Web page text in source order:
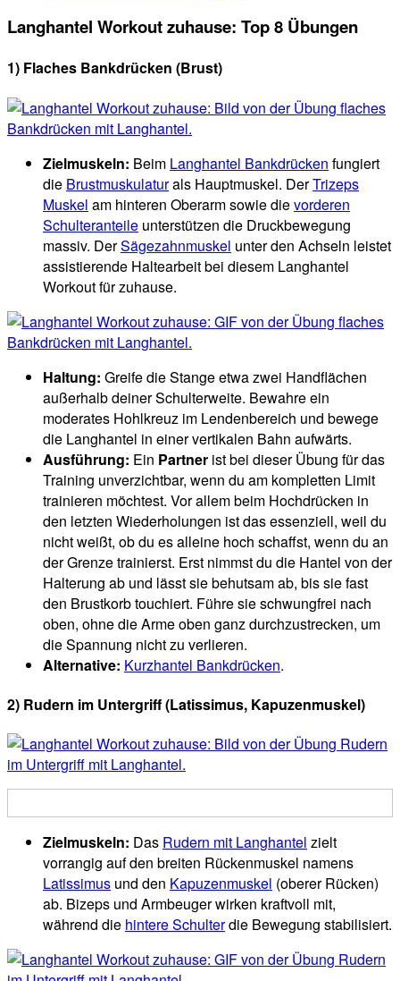
Langhantel Workout zuhause: Top 8 Übungen
1) Flaches Bankdrücken (Brust)
Zielmuskeln: Beim Langhantel Bankdrücken fungiert
die Brustmuskulaturals Hauptmuskel. DerTrizeps
Muskel am hinteren Oberarm sowie dievorderen
Schulteranteile unterstützen die Druckbewegung
massiv. DerSägezahnmuskel unter den Achseln leistet
assistierende Haltearbeit bei diesem Langhantel
Workout für zuhause.
Haltung: Greife die Stange etwa zwei Handflächen
außerhalb deiner Schulterweite. Bewahre ein
moderates Hohlkreuz im Lendenbereich und bewege
die Langhantel in einer vertikalen Bahn aufwärts.
Ausführung: Ein Partner ist bei dieser Übung für das
Training unverzichtbar, wenn du am kompletten Limit
trainieren möchtest. Vor allem beim Hochdrücken in
den letzten Wiederholungen ist das essenziell, weil du
nicht weißt, ob du es alleine hoch schaffst, wenn du an
der Grenze trainierst. Erst nimmst du die Hantel von der
Halterung ab und lässt sie behutsam ab, bis sie fast
den Brustkorb touchiert. Führe sie schwungfrei nach
oben, ohne die Arme oben ganz durchzustrecken, um
die Spannung nicht zu verlieren.
Alternative: Kurzhantel Bankdrücken.
2) Rudern im Untergriff(Latissimus, Kapuzenmuskel)
Zielmuskeln: Das Rudern mit Langhantel zielt
vorrangig auf den breiten Rückenmuskel namens
Latissimus und den Kapuzenmuskel (oberer Rücken)
ab. Bizeps und Armbeuger wirken kraftvoll mit,
während die hintere Schulterdie Bewegung stabilisiert.